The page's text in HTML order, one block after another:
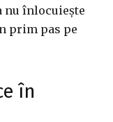
nu înlocuiește
prim pas pe
în